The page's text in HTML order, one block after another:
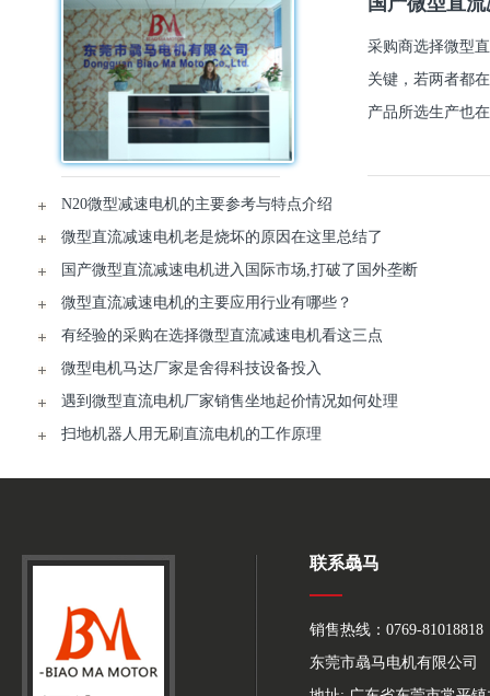
采购商选择微型
关键，若两者都
产品所选生产也
N20微型减速电机的主要参考与特点介绍
微型直流减速电机老是烧坏的原因在这里总结了
国产微型直流减速电机进入国际市场,打破了国外垄断
微型直流减速电机的主要应用行业有哪些？
有经验的采购在选择微型直流减速电机看这三点
微型电机马达厂家是舍得科技设备投入
遇到微型直流电机厂家销售坐地起价情况如何处理
扫地机器人用无刷直流电机的工作原理
联系骉马
销售热线：0769-81018818
东莞市骉马电机有限公司